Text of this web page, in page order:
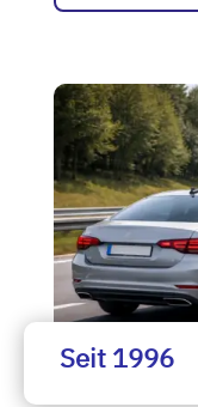
Seit 1996